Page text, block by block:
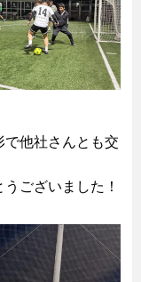
で他社さんとも交
ございました！